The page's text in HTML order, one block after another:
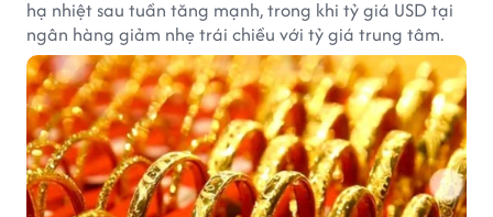
hạ nhiệt sau tuần tăng mạnh, trong khi tỷ giá USD tại
ngân hàng giảm nhẹ trái chiều với tỷ giá trung tâm.